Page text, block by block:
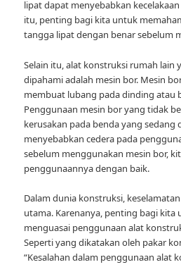
lipat dapat menyebabkan
itu, penting bagi kita untuk
tangga lipat dengan benar sebelum
Selain itu, alat konstruksi rumah lain
dipahami adalah mesin bor. Mesin
membuat lubang pada dinding atau
Penggunaan mesin bor yang tidak
kerusakan pada benda yang sedang
menyebabkan cedera pada
sebelum menggunakan mesin bor,
penggunaannya dengan baik.
Dalam dunia konstruksi,
utama. Karenanya, penting bagi kita
menguasai penggunaan alat
Seperti yang dikatakan oleh pakar
“Kesalahan dalam penggunaan alat